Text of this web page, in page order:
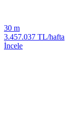
30 m
3.457.037 TL/hafta
İncele